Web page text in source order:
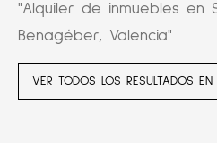
"Alquiler de inmuebles en
Benagéber, Valencia"
VER TODOS LOS RESULTADOS